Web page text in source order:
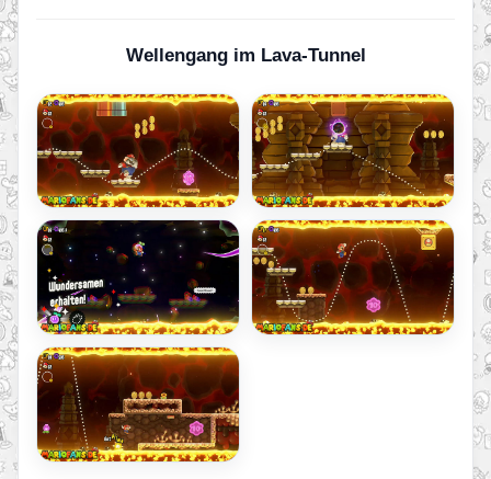
Wellengang im Lava-Tunnel